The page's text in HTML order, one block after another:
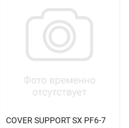
COVER SUPPORT SX PF6-7